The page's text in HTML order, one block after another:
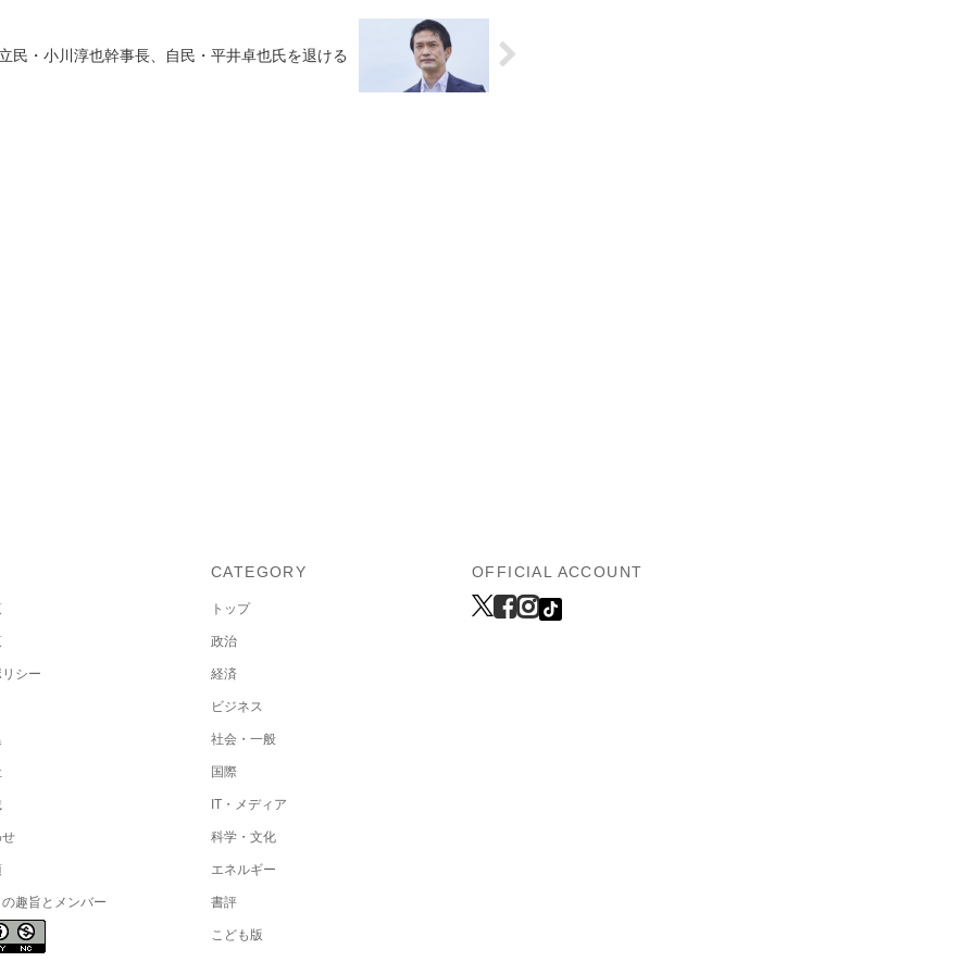
民・小川淳也幹事長、自民・平井卓也氏を退ける
シー
趣旨とメンバー
CATEGORY
トップ
政治
経済
ビジネス
社会・一般
国際
IT・メディア
科学・文化
エネルギー
書評
こども版
OFFICIAL ACCOUNT